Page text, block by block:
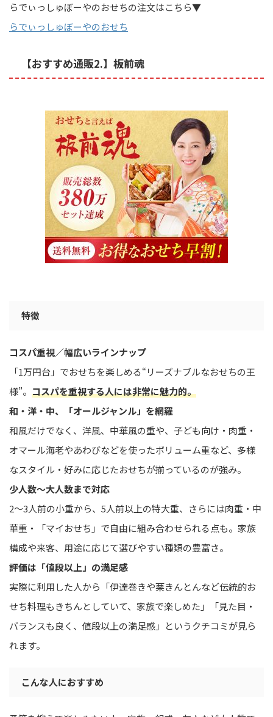
らでぃっしゅぼーやのおせちの注文はこちら▼
らでぃっしゅぼーやのおせち
【おすすめ通販2.】板前魂
特徴
コスパ重視／幅広いラインナップ
「1万円台」でおせちを楽しめる“リーズナブルなおせちの王
様”。 コスパを重視する人には非常に魅力的。
和・洋・中、「オールジャンル」を網羅
和風だけでなく、洋風、中華風の重や、子ども向け・肉重・
オマール海老やあわびなどを使ったボリューム重など、多様
なスタイル・好みに応じたおせちが揃っているのが強み。
少人数〜大人数まで対応
2〜3人前の小重から、5人前以上の特大重、さらには肉重・中
華重・「マイおせち」で自由に組み合わせられる点も。家族
構成や来客、用途に応じて選びやすい種類の豊富さ。
評価は「値段以上」の満足感
実際に利用した人から「伊達巻きや栗きんとんなど伝統的お
せち料理もきちんとしていて、家族で楽しめた」「見た目・
バランスも良く、値段以上の満足感」というクチコミが見ら
れます。
こんな人におすすめ